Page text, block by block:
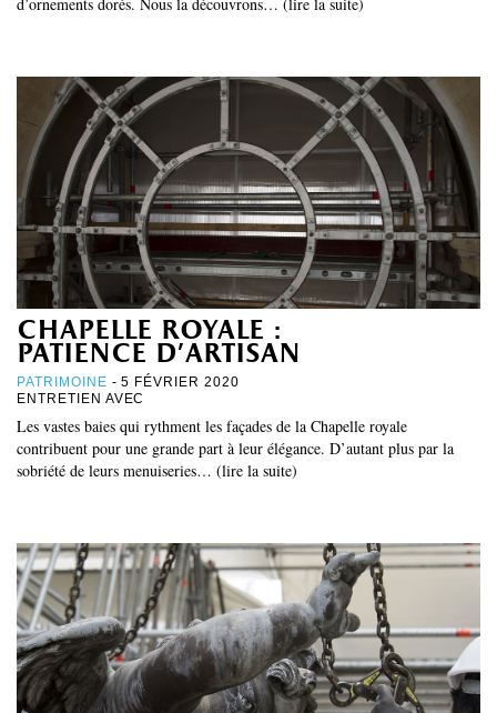
chapelle royale :
patience d’artisan
PATRIMOINE - 5 FÉVRIER 2020
ENTRETIEN AVEC
Les vastes baies qui rythment les façades de la Chapelle royale
contribuent pour une grande part à leur élégance. D’autant plus par la
sobriété de leurs menuiseries… (lire la suite)